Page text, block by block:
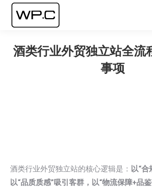
酒类行业外贸独立站全流
事项
酒类行业外贸独立站的核心逻辑是： 以“合
以“品质质感”吸引客群，以“物流保障+品